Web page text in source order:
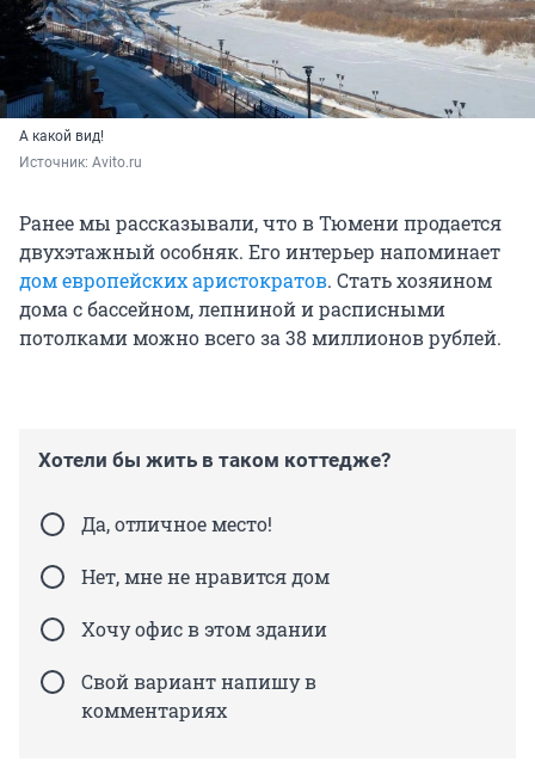
А какой вид!
Источник: Avito.ru
Ранее мы рассказывали, что в Тюмени продается
двухэтажный особняк. Его интерьер напоминает
дом европейских аристократов. Стать хозяином
дома с бассейном, лепниной и расписными
потолками можно всего за 38 миллионов рублей.
Хотели бы жить в таком коттедже?
Да, отличное место!
Нет, мне не нравится дом
Хочу офис в этом здании
Свой вариант напишу в
комментариях